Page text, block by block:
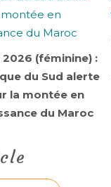
2026 (féminine) :
du Sud alerte
la montée en
du Maroc